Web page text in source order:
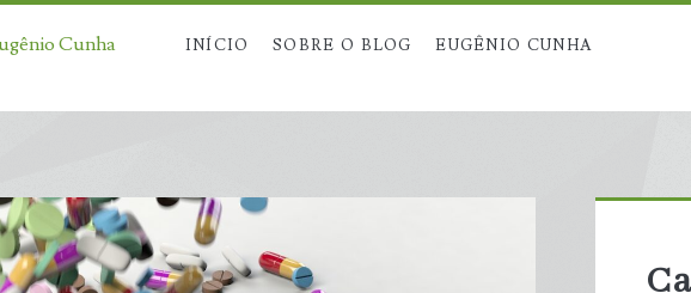
Cunha INÍCIO SOBRE O BLOG EUGÊNIO CUNHA